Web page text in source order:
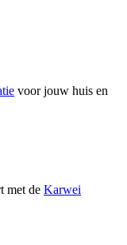
voor jouw huis en
met de Karwei